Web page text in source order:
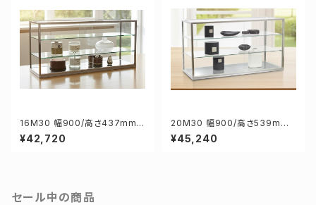
16M30 幅900/高さ437mm
業務用 ガラスケース ショーケー
ス コレクションケース ディスプ
¥42,720
20M30 幅900/高さ539mm
業務用 ガラスケース ショーケー
ス コレクションケース ディスプ
¥45,240
セール中の商品